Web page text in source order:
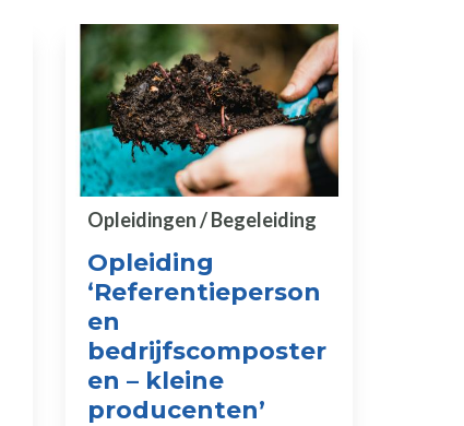
Opleiding
‘Referentieperson
en
bedrijfscomposter
en – kleine
producenten’
Opleidingen / Begeleiding